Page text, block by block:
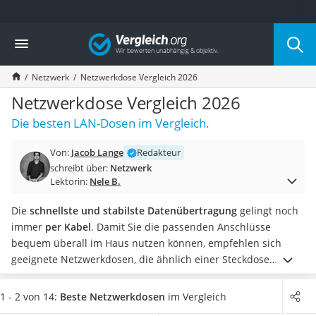
Die beliebtesten Vergleiche nach Kategorie
Elektronik
Powerstation
Monitor 32 Zoll 4K
Fernseher
Drucker
Desktop-PC
Diascanner
Laser-Multifunktionsdrucker
Powerstation mit Solarpanel
Gaming-PC
Soundbar
17-Zoll-Laptop
Satellitenschüssel
Gaming-Headset
Vergleich
Netzwerk Netzwerkdose Vergleich 2026
Netzwerkdose Vergleich 2026
Die besten LAN-Dosen im Vergleich.
Von: Jacob Lange
Redakteur
schreibt über: Netzwerk
Lektorin: Nele B.
Die schnellste und stabilste Datenübertragung gelingt noch
immer per Kabel. Damit Sie die passenden Anschlüsse
bequem überall im Haus nutzen können, empfehlen sich
geeignete Netzwerkdosen, die ähnlich einer Steckdose
installiert werden. EinNetzwerktesterhilft Ihnen bei
jeglichen Problemen Rund um die Installation und
1 - 2 von 14: Beste Netzwerkdosen im Vergleich